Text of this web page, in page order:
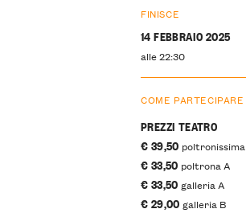
FINISCE
14 FEBBRAIO 2025
alle 22:30
COME PARTECIPARE
PREZZI TEATRO
€ 39,50 poltronissima
€ 33,50 poltrona A
€ 33,50 galleria A
€ 29,00 galleria B